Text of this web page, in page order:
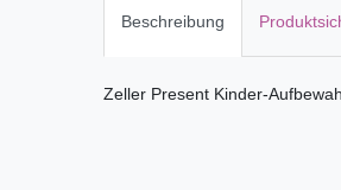
Beschreibung
Zeller Present Kinder-